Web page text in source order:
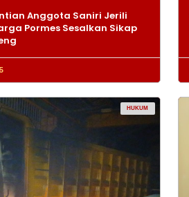
Anggota Saniri Jerili
Pormes Sesalkan Sikap
HUKUM